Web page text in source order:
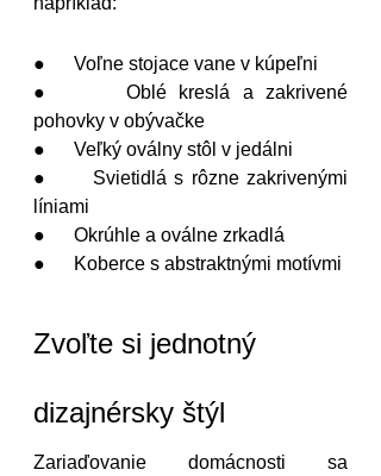
●      Voľne stojace vane v kúpeľni
●      Oblé kreslá a zakrivené
pohovky v obývačke
●      Veľký oválny stôl v jedálni
●      Svietidlá s rôzne zakrivenými
líniami
●      Okrúhle a oválne zrkadlá
●      Koberce s abstraktnými motívmi
Zvoľte si jednotný
dizajnérsky štýl
Zariaďovanie domácnosti sa